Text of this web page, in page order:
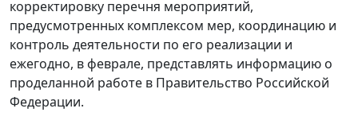
корректировку перечня мероприятий,
предусмотренных комплексом мер, координацию и
контроль деятельности по его реализации и
ежегодно, в феврале, представлять информацию о
проделанной работе в Правительство Российской
Федерации.